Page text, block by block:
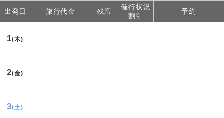
出発日 旅行代金 残席
催行状況
割引
予約
1(木)
2(金)
3(土)